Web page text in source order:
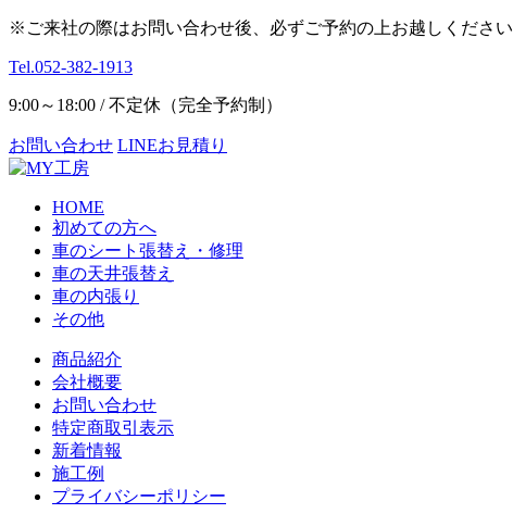
※ご来社の際はお問い合わせ後、必ずご予約の上お越しください
Tel.052-382-1913
9:00～18:00 / 不定休（完全予約制）
お問い合わせ LINEお見積り
HOME
初めての方へ
車のシート張替え・修理
車の天井張替え
車の内張り
その他
商品紹介
会社概要
お問い合わせ
特定商取引表示
新着情報
施工例
プライバシーポリシー